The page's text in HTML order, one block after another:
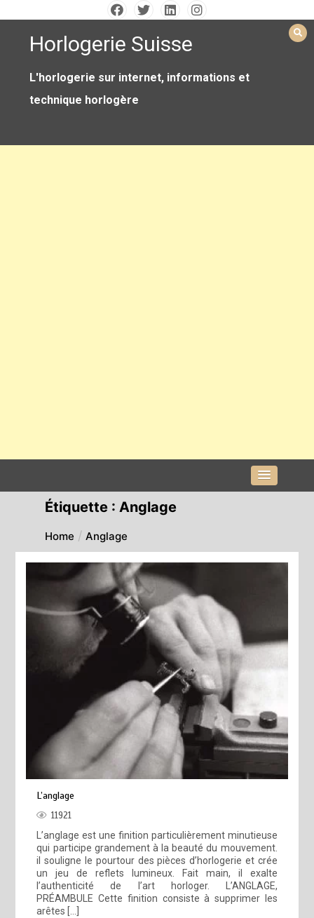
contentHorlogerie Suisse
L'horlogerie sur internet, informations et
technique horlogère
Étiquette : Anglage
Home Anglage
L’anglage
11921
L’anglage est une finition particulièrement minutieuse
qui participe grandement à la beauté du mouvement.
il souligne le pourtour des pièces d’horlogerie et crée
un jeu de reflets lumineux. Fait main, il exalte
l’authenticité de l’art horloger. L’ANGLAGE,
PRÉAMBULE Cette finition consiste à supprimer les
arêtes […]